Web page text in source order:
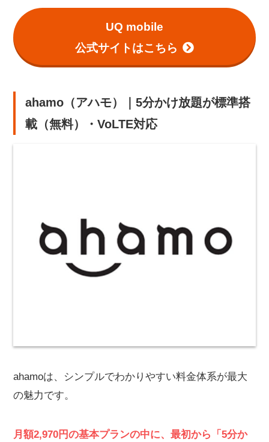
UQ mobile
公式サイトはこちら
ahamo（アハモ）｜5分かけ放題が標準搭
載（無料）・VoLTE対応
ahamoは、シンプルでわかりやすい料金体系が最大
の魅力です。
月額2,970円の基本プランの中に、最初から「5分か